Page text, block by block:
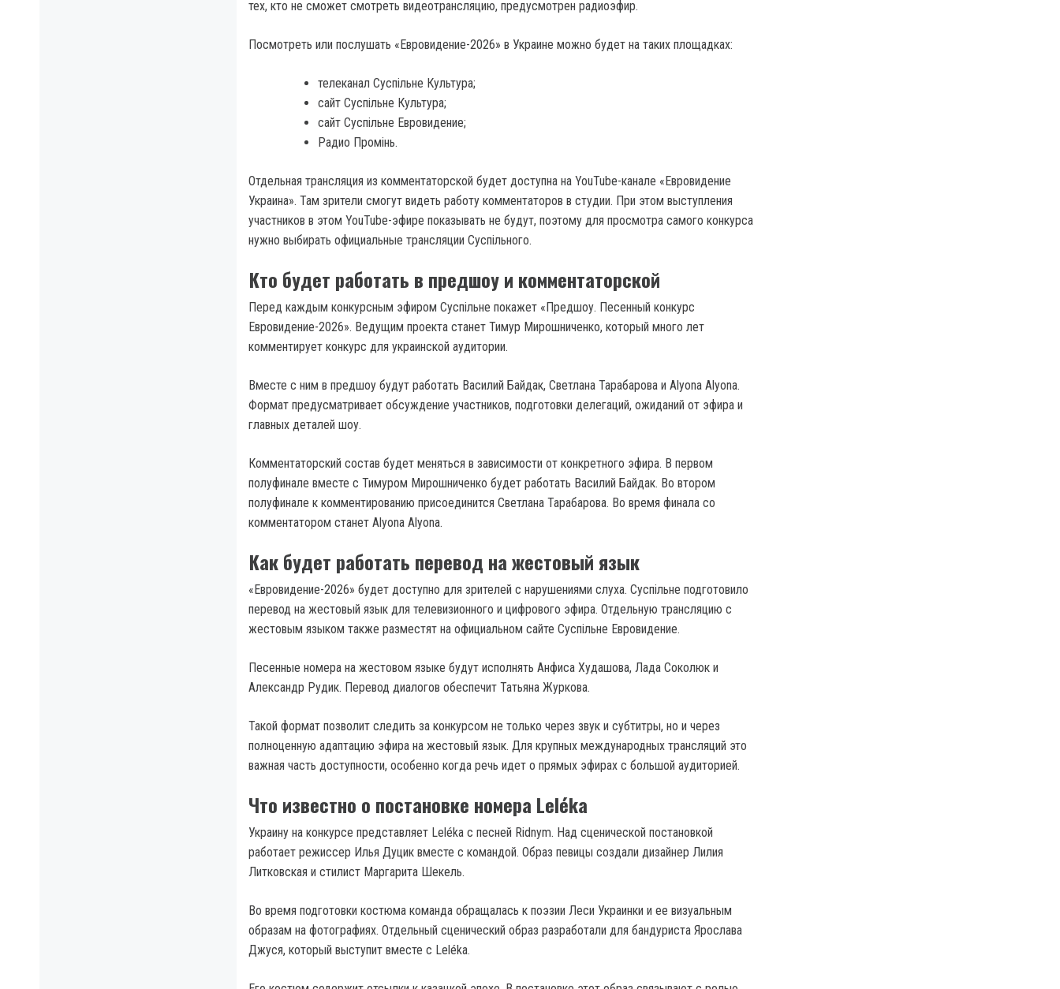
тех, кто не сможет смотреть видеотрансляцию, предусмотрен радиоэфир.
Посмотреть или послушать «Евровидение-2026» в Украине можно будет на таких площадках:
телеканал Суспільне Культура;
сайт Суспільне Культура;
сайт Суспільне Евровидение;
Радио Промінь.
Отдельная трансляция из комментаторской будет доступна на YouTube-канале «Евровидение
Украина». Там зрители смогут видеть работу комментаторов в студии. При этом выступления
участников в этом YouTube-эфире показывать не будут, поэтому для просмотра самого конкурса
нужно выбирать официальные трансляции Суспільного.
Кто будет работать в предшоу и комментаторской
Перед каждым конкурсным эфиром Суспільне покажет «Предшоу. Песенный конкурс
Евровидение-2026». Ведущим проекта станет Тимур Мирошниченко, который много лет
комментирует конкурс для украинской аудитории.
Вместе с ним в предшоу будут работать Василий Байдак, Светлана Тарабарова и Alyona Alyona.
Формат предусматривает обсуждение участников, подготовки делегаций, ожиданий от эфира и
главных деталей шоу.
Комментаторский состав будет меняться в зависимости от конкретного эфира. В первом
полуфинале вместе с Тимуром Мирошниченко будет работать Василий Байдак. Во втором
полуфинале к комментированию присоединится Светлана Тарабарова. Во время финала со
комментатором станет Alyona Alyona.
Как будет работать перевод на жестовый язык
«Евровидение-2026» будет доступно для зрителей с нарушениями слуха. Суспільне подготовило
перевод на жестовый язык для телевизионного и цифрового эфира. Отдельную трансляцию с
жестовым языком также разместят на официальном сайте Суспільне Евровидение.
Песенные номера на жестовом языке будут исполнять Анфиса Худашова, Лада Соколюк и
Александр Рудик. Перевод диалогов обеспечит Татьяна Журкова.
Такой формат позволит следить за конкурсом не только через звук и субтитры, но и через
полноценную адаптацию эфира на жестовый язык. Для крупных международных трансляций это
важная часть доступности, особенно когда речь идет о прямых эфирах с большой аудиторией.
Что известно о постановке номера Leléka
Украину на конкурсе представляет Leléka с песней Ridnym. Над сценической постановкой
работает режиссер Илья Дуцик вместе с командой. Образ певицы создали дизайнер Лилия
Литковская и стилист Маргарита Шекель.
Во время подготовки костюма команда обращалась к поэзии Леси Украинки и ее визуальным
образам на фотографиях. Отдельный сценический образ разработали для бандуриста Ярослава
Джуся, который выступит вместе с Leléka.